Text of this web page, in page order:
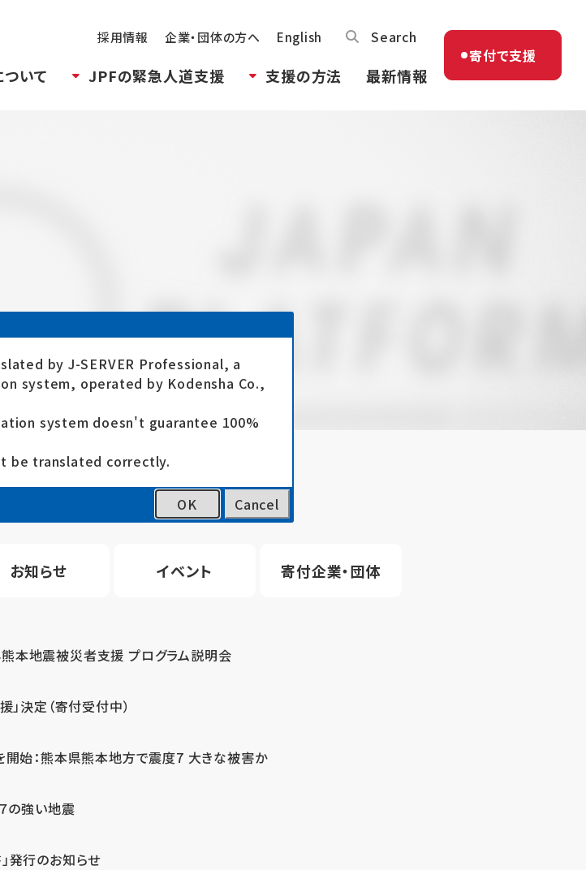
採用情報 企業・団体の方へ English Search
ついて JPFの緊急人道支援 支援の方法 最新情報
寄付で支援
お知らせ イベント 寄付企業・団体
熊本地震被災者支援 プログラム説明会
決定（寄付受付中）
始：熊本県熊本地方で震度7 大きな被害か
の強い地震
発行のお知らせ
by J-SERVER Professional, a
system, operated by Kodensha Co.,
system doesn't guarantee 100%
be translated correctly.
OK Cancel